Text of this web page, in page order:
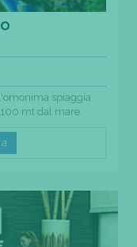
spiaggia
mt dal mare.